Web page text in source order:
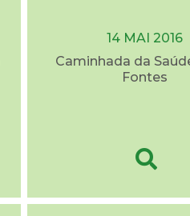
14 MAI 2016
Caminhada da
Fontes